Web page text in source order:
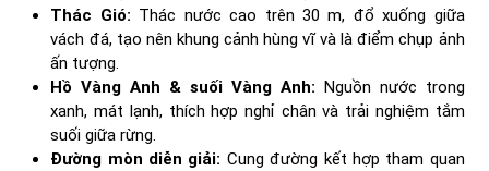
Thác Gió: Thác nước cao trên 30 m, đổ xuống giữa
vách đá, tạo nên khung cảnh hùng vĩ và là điểm chụp ảnh
ấn tượng.
Hồ Vàng Anh & suối Vàng Anh: Nguồn nước trong
xanh, mát lạnh, thích hợp nghỉ chân và trải nghiệm tắm
suối giữa rừng.
Đường mòn diễn giải: Cung đường kết hợp tham quan